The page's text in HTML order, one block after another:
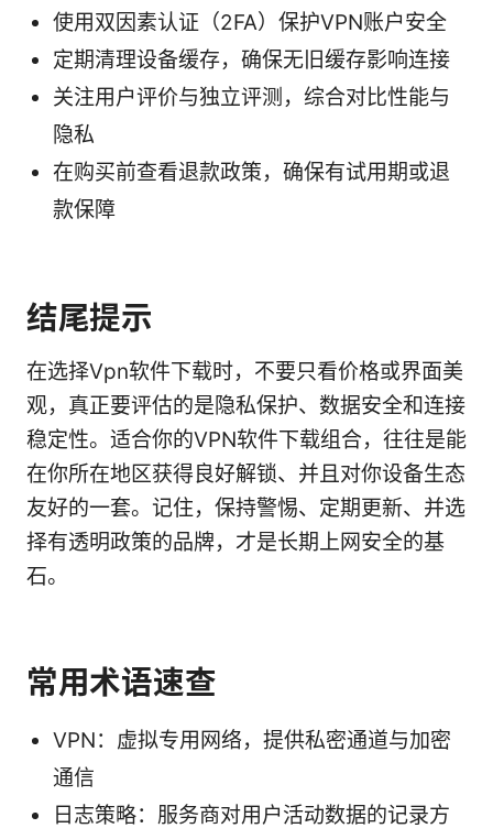
使用双因素认证（2FA）保护VPN账户安全
定期清理设备缓存，确保无旧缓存影响连接
关注用户评价与独立评测，综合对比性能与
隐私
在购买前查看退款政策，确保有试用期或退
款保障
结尾提示
在选择Vpn软件下载时，不要只看价格或界面美
观，真正要评估的是隐私保护、数据安全和连接
稳定性。适合你的VPN软件下载组合，往往是能
在你所在地区获得良好解锁、并且对你设备生态
友好的一套。记住，保持警惕、定期更新、并选
择有透明政策的品牌，才是长期上网安全的基
石。
常用术语速查
VPN：虚拟专用网络，提供私密通道与加密
通信
日志策略：服务商对用户活动数据的记录方